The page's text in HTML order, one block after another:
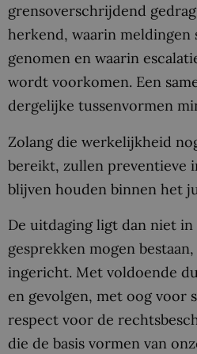
grensoverschrijdend
herkend, waarin meldingen
genomen en waarin
wordt voorkomen. Een
dergelijke tussenvormen
Zolang die werkelijkheid
bereikt, zullen preventieve
blijven houden binnen het
De uitdaging ligt dan niet
gesprekken mogen
ingericht. Met voldoende
en gevolgen, met oog voor
respect voor de
die de basis vormen van